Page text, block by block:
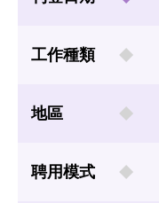
工作種類
地區
聘用模式